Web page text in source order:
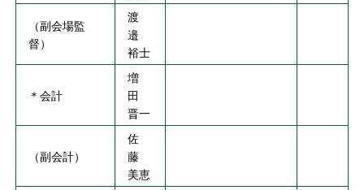
（副会場監
督）
渡
邉
裕士
＊会計
増
田
晋一
（副会計）
佐
藤
美恵